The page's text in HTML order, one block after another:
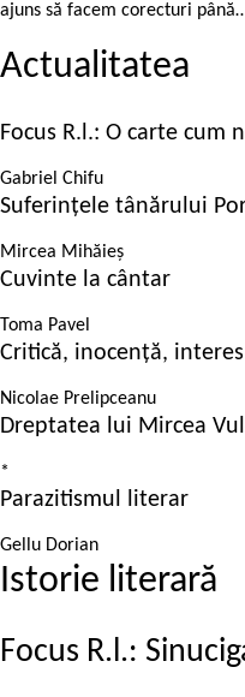
ajuns să facem corecturi
Actualitatea
Focus R.l.: O carte cum
Gabriel Chifu
Suferințele tânărului
Mircea Mihăieș
Cuvinte la cântar
Toma Pavel
Critică, inocență, interes
Nicolae Prelipceanu
Dreptatea lui Mircea
*
Parazitismul literar
Gellu Dorian
Istorie literară
Focus R.l.: